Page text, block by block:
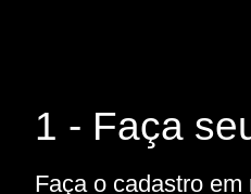
1 - Faça
Faça o cadastro